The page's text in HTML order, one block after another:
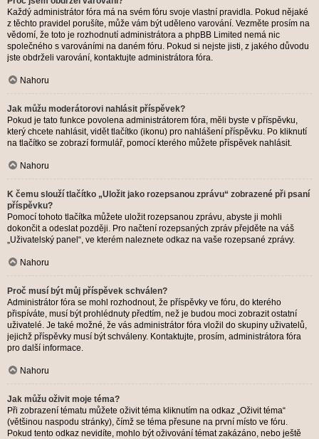
Každý administrátor fóra má na svém fóru svoje vlastní pravidla. Pokud nějaké
z těchto pravidel porušíte, může vám být uděleno varování. Vezměte prosím na
vědomí, že toto je rozhodnutí administrátora a phpBB Limited nemá nic
společného s varováními na daném fóru. Pokud si nejste jisti, z jakého důvodu
jste obdrželi varování, kontaktujte administrátora fóra.
Nahoru
Jak můžu moderátorovi nahlásit příspěvek?
Pokud je tato funkce povolena administrátorem fóra, měli byste v příspěvku,
který chcete nahlásit, vidět tlačítko (ikonu) pro nahlášení příspěvku. Po kliknutí
na tlačítko se zobrazí formulář, pomocí kterého můžete příspěvek nahlásit.
Nahoru
K čemu slouží tlačítko „Uložit jako rozepsanou zprávu“ zobrazené při psaní
příspěvku?
Pomocí tohoto tlačítka můžete uložit rozepsanou zprávu, abyste ji mohli
dokončit a odeslat později. Pro načtení rozepsaných zpráv přejděte na váš
„Uživatelský panel“, ve kterém naleznete odkaz na vaše rozepsané zprávy.
Nahoru
Proč musí být můj příspěvek schválen?
Administrátor fóra se mohl rozhodnout, že příspěvky ve fóru, do kterého
přispíváte, musí být prohlédnuty předtím, než je budou moci zobrazit ostatní
uživatelé. Je také možné, že vás administrátor fóra vložil do skupiny uživatelů,
jejichž příspěvky musí být schváleny. Kontaktujte, prosím, administrátora fóra
pro další informace.
Nahoru
Jak můžu oživit moje téma?
Při zobrazení tématu můžete oživit téma kliknutím na odkaz „Oživit téma“
(většinou naspodu stránky), čímž se téma přesune na první místo ve fóru.
Pokud tento odkaz nevidíte, mohlo být oživování témat zakázáno, nebo ještě